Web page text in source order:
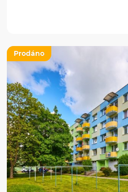
Prodáno